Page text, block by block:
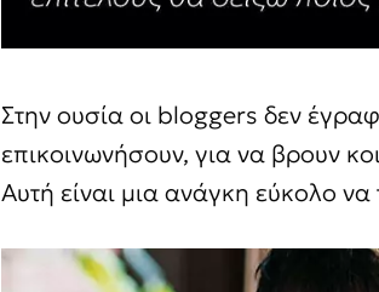
Στην ουσία οι bloggers δεν
επικοινωνήσουν, για να βρουν
Αυτή είναι μια ανάγκη εύκολο να